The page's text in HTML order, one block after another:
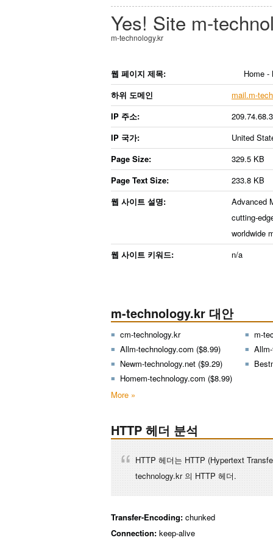
Yes! Site m-
m-technology.kr
웹 페이지 제목:
Home -
하위 도메인
mail.m-
IP 주소:
IP 국가:
United
Page Size:
329.5 KB
Page Text Size:
233.8 KB
웹 사이트 설명:
Advanced
cutting-
worldwide
웹 사이트 키워드:
n/a
m-technology.kr 대안
cm-technology.kr
m-
Allm-technology.com ($8.99)
Newm-technology.net ($9.29)
Homem-technology.com ($8.99)
More »
HTTP 헤더 분석
HTTP 헤더는 HTTP (Hypertext
technology.kr 의 HTTP 헤더.
Transfer-Encoding: chunked
Connection: keep-alive